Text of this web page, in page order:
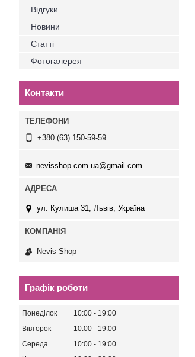
Відгуки
Новини
Статті
Фотогалерея
Контакти
+380 (63) 150-59-59
nevisshop.com.ua@gmail.com
ул. Кулиша 31, Львів, Україна
Nevis Shop
Графік роботи
Понеділок 10:00
19:00
Вівторок
10:00
19:00
Середа
10:00
19:00